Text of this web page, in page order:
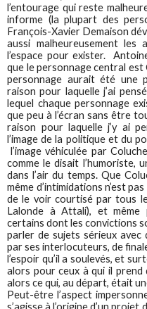
l’entourage qui reste
informe (la plupart des
François-Xavier Demaison
aussi malheureusement les
l’espace pour exister.
que le personnage central
personnage aurait été une
raison pour laquelle j’ai
lequel chaque personnage
que peu à l’écran sans être
raison pour laquelle j’y ai
l’image de la politique et du
l’image véhiculée par
comme le disait l’humoriste,
dans l’air du temps. Que
même d’intimidations n’est
de le voir courtisé par tous
Lalonde à Attali), et
certains dont les convictions
parler de sujets sérieux avec
par ses interlocuteurs, de
l’espoir qu’il a soulevés, et
alors pour ceux à qui il prend
alors ce qui, au départ, était
Peut-être l’aspect
s’agisse à l’origine d’un